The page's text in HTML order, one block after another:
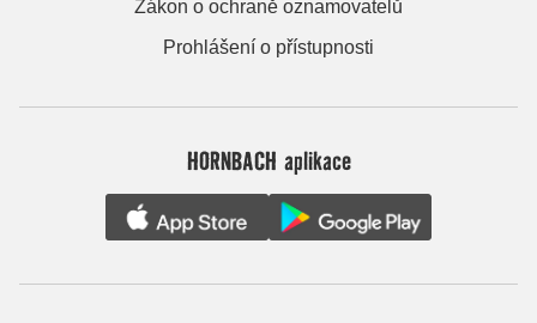
Zákon o ochraně oznamovatelů
Prohlášení o přístupnosti
HORNBACH aplikace